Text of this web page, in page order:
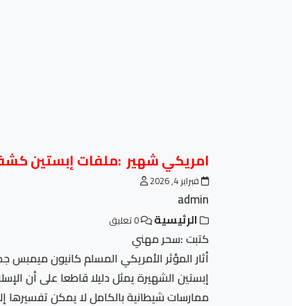
امريكي شهير :ملفات إبستين
فبراير 4, 2026
admin
الرئيسية
كتبت :سحر مهني
أثار المؤثر الأمريكي المسلم كانيون ميمبس
إبستين الشهيرة يمثل دليلا قاطعا على أن
ممارسات شيطانية بالكامل لا يمكن تفسيرها